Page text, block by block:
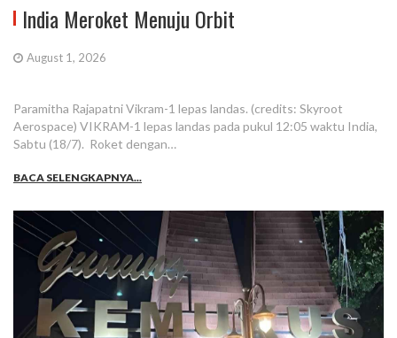
India Meroket Menuju Orbit
August 1, 2026
Paramitha Rajapatni Vikram-1 lepas landas. (credits: Skyroot
Aerospace) VIKRAM-1 lepas landas pada pukul 12:05 waktu India,
Sabtu (18/7). Roket dengan…
BACA SELENGKAPNYA...